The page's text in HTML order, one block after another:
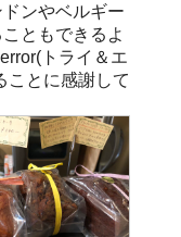
ンやベルギー
ともできるよ
トライ＆エ
ことに感謝して